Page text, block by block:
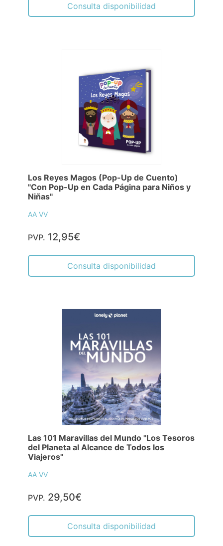
Consulta disponibilidad
Los Reyes Magos (Pop-Up de Cuento)
"Con Pop-Up en Cada Página para Niños y
Niñas"
AA VV
PVP. 12,95€
Consulta disponibilidad
Las 101 Maravillas del Mundo "Los Tesoros
del Planeta al Alcance de Todos los
Viajeros"
AA VV
PVP. 29,50€
Consulta disponibilidad